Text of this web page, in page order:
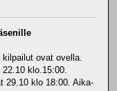
ovat ovella.
klo.15:00.
29.10 klo 18:00. Aika-